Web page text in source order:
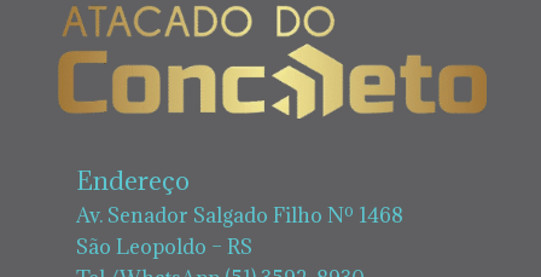
Endereço
Av. Senador Salgado Filho Nº 1468
São Leopoldo – RS